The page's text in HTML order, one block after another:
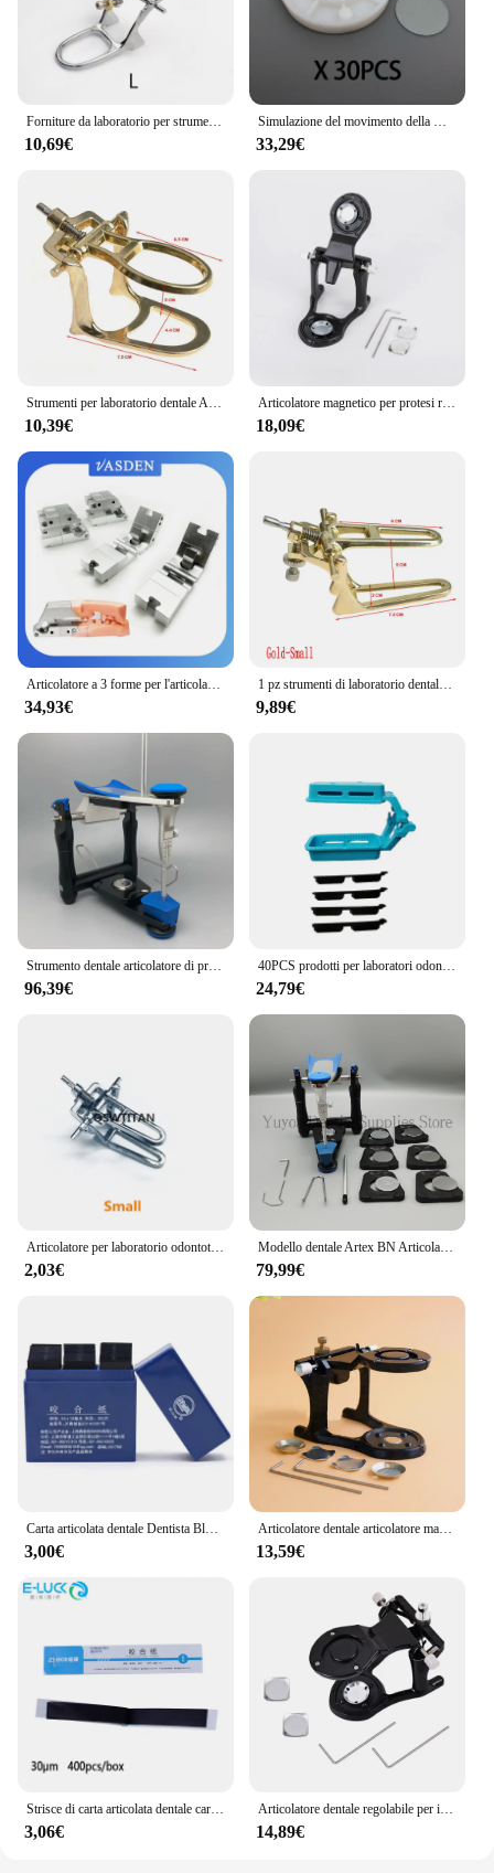
Forniture da laboratorio per strumenti di odontoiatria per articolatore dentale semplice in lega di zinco L M S per tecnico dentale
10,69€
Simulazione del movimento della mascella articolatore artex bn mini size articolatore preciso laboratorio odontotecnico
33,29€
Strumenti per laboratorio dentale Articolatore per denti per protesi Attrezzatura regolabile Articolatore per laboratorio dentale Prodotto per laboratorio odontoiatrico
10,39€
Articolatore magnetico per protesi regolabile articolatore di alta qualità per il montaggio di modelli dentali prefusi attrezzature per laboratori odontotecnici
18,09€
34,93€
1 pz strumenti di laboratorio dentale attrezzatura regolabile protesi denti articolatore laboratorio dentale articolatore laboratorio dentale prodotto
9,89€
96,39€
40PCS prodotti per laboratori odontotecnici articolatore In plastica monouso a mezza bocca blu nel lavoro modello di laboratorio
24,79€
2,03€
Modello dentale Artex BN Articolatore funzionale e accessori Modello di denti Scala accurata Modello in gesso Attrezzatura da laboratorio per odontoiatria
79,99€
3,00€
Articolatore dentale articolatore magnetico per protesi regolabile per il montaggio di modelli dentali prefusi strumenti per attrezzature da laboratorio odontotecnico
13,59€
Strisce di carta articolata dentale carta da morso a doppia faccia cura dei denti orali strumenti per lo sbiancamento del materiale del dentista
3,06€
Articolatore dentale regolabile per il montaggio di protesi Articolatore magnetico Pre-cast Modelli dentali Strumenti per attrezzature da laboratorio odontoiatrico
14,89€